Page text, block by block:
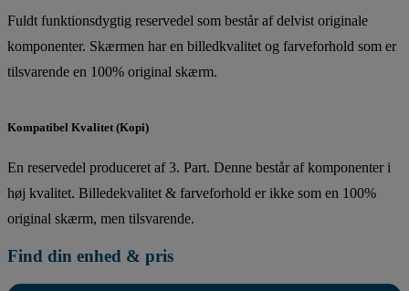
Fuldt funktionsdygtig reservedel som består af delvist originale
komponenter. Skærmen har en billedkvalitet og farveforhold som er
tilsvarende en 100% original skærm.
Kompatibel Kvalitet (Kopi)
En reservedel produceret af 3. Part. Denne består af komponenter i
høj kvalitet. Billedekvalitet & farveforhold er ikke som en 100%
original skærm, men tilsvarende.
Find din enhed & pris